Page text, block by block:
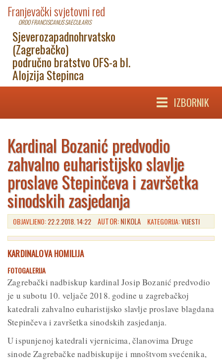
Franjevački svjetovni red
ORDO FRANCISCANUS SAECULARIS
Sjeverozapadnohrvatsko
(Zagrebačko)
područno bratstvo OFS-a bl.
Alojzija Stepinca
IZBORNIK
Kardinal Bozanić predvodio
zahvalno euharistijsko slavlje
proslave Stepinčeva i završetka
sinodskih zasjedanja
OBJAVLJENO:22.2.2018. 14:22 AUTOR:NIKOLA KATEGORIJA:VIJESTI
KARDINALOVA HOMILIJA
FOTOGALERIJA
Zagrebački nadbiskup kardinal Josip Bozanić predvodio
je u subotu 10. veljače 2018. godine u zagrebačkoj
katedrali zahvalno euharistijsko slavlje proslave blagdana
Stepinčeva i završetka sinodskih zasjedanja.
U ispunjenoj katedrali vjernicima, članovima Druge
sinode Zagrebačke nadbiskupije i mnoštvom svećenika,